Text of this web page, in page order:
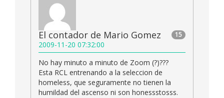
15
El contador de Mario Gomez
2009-11-20 07:32:00
No hay minuto a minuto de Zoom (?)???
Esta RCL entrenando a la seleccion de
homeless, que seguramente no tienen la
humildad del ascenso ni son honessstosss.